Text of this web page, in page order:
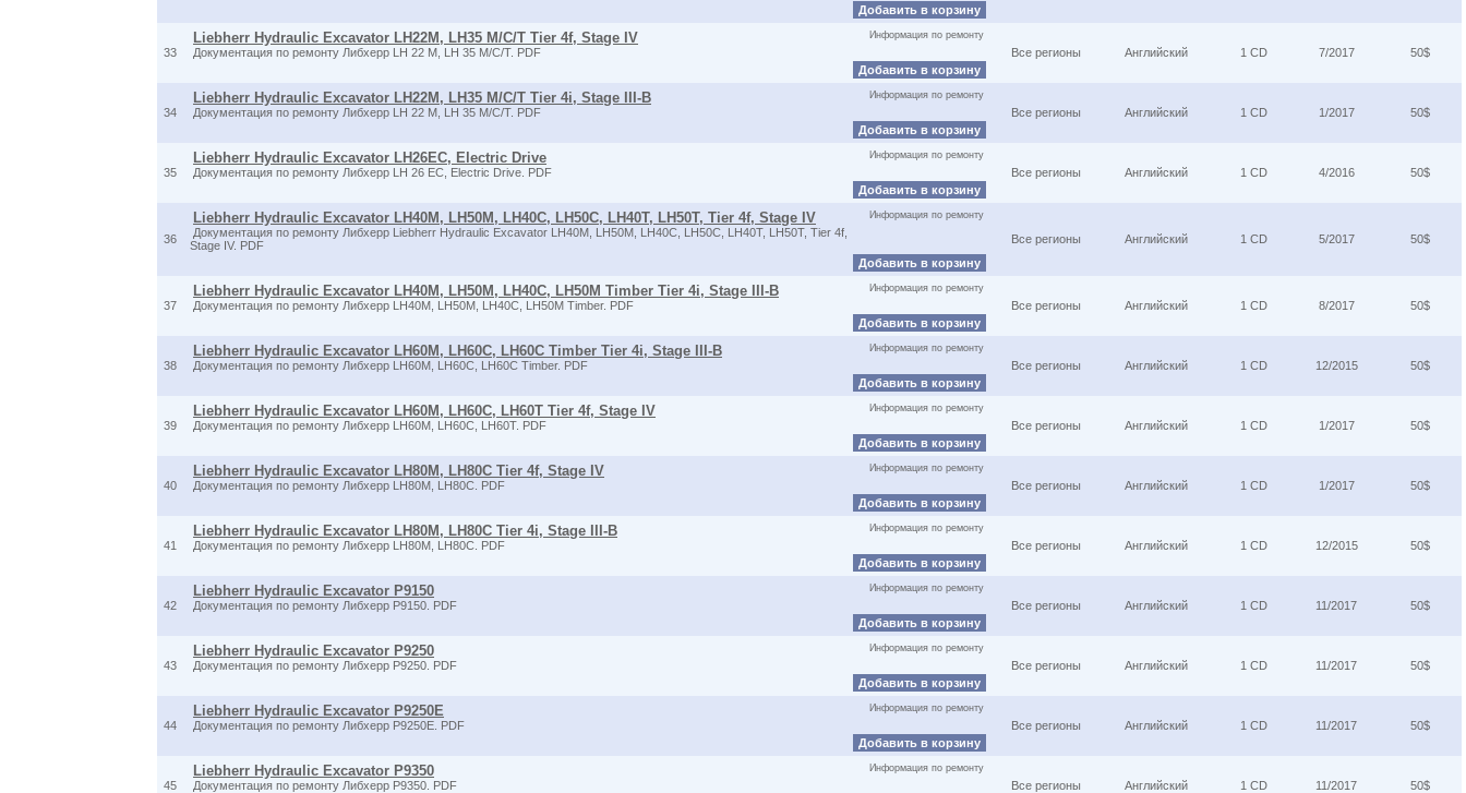
Добавить в корзину
33
Liebherr Hydraulic Excavator LH22M, LH35 M/C/T Tier 4f, Stage IV
Документация по ремонту Либхерр LH 22 M, LH 35 M/C/T. PDF
Информация по ремонту
Добавить в корзину
Все регионы Английский 1 CD 7/2017 50$
34
Liebherr Hydraulic Excavator LH22M, LH35 M/C/T Tier 4i, Stage III-B
Документация по ремонту Либхерр LH 22 M, LH 35 M/C/T. PDF
Информация по ремонту
Добавить в корзину
Все регионы Английский 1 CD 1/2017 50$
35
Liebherr Hydraulic Excavator LH26EC, Electric Drive
Документация по ремонту Либхерр LH 26 EC, Electric Drive. PDF
Информация по ремонту
Добавить в корзину
Все регионы Английский 1 CD 4/2016 50$
36
Liebherr Hydraulic Excavator LH40M, LH50M, LH40C, LH50C, LH40T, LH50T, Tier 4f, Stage IV
Документация по ремонту Либхерр Liebherr Hydraulic Excavator LH40M, LH50M, LH40C, LH50C, LH40T, LH50T, Tier 4f,
Stage IV. PDF
Информация по ремонту
Добавить в корзину
Все регионы Английский 1 CD 5/2017 50$
37
Liebherr Hydraulic Excavator LH40M, LH50M, LH40C, LH50M Timber Tier 4i, Stage III-B
Документация по ремонту Либхерр LH40M, LH50M, LH40C, LH50M Timber. PDF
Информация по ремонту
Добавить в корзину
Все регионы Английский 1 CD 8/2017 50$
38
Liebherr Hydraulic Excavator LH60M, LH60C, LH60C Timber Tier 4i, Stage III-B
Документация по ремонту Либхерр LH60M, LH60C, LH60C Timber. PDF
Информация по ремонту
Добавить в корзину
Все регионы Английский 1 CD 12/2015 50$
39
Liebherr Hydraulic Excavator LH60M, LH60C, LH60T Tier 4f, Stage IV
Документация по ремонту Либхерр LH60M, LH60C, LH60T. PDF
Информация по ремонту
Добавить в корзину
Все регионы Английский 1 CD 1/2017 50$
40
Liebherr Hydraulic Excavator LH80M, LH80C Tier 4f, Stage IV
Документация по ремонту Либхерр LH80M, LH80C. PDF
Информация по ремонту
Добавить в корзину
Все регионы Английский 1 CD 1/2017 50$
41
Liebherr Hydraulic Excavator LH80M, LH80C Tier 4i, Stage III-B
Документация по ремонту Либхерр LH80M, LH80C. PDF
Информация по ремонту
Добавить в корзину
Все регионы Английский 1 CD 12/2015 50$
42
Liebherr Hydraulic Excavator P9150
Документация по ремонту Либхерр P9150. PDF
Информация по ремонту
Добавить в корзину
Все регионы Английский 1 CD 11/2017 50$
43
Liebherr Hydraulic Excavator P9250
Документация по ремонту Либхерр P9250. PDF
Информация по ремонту
Добавить в корзину
Все регионы Английский 1 CD 11/2017 50$
44
Liebherr Hydraulic Excavator P9250E
Документация по ремонту Либхерр P9250E. PDF
Информация по ремонту
Добавить в корзину
Все регионы Английский 1 CD 11/2017 50$
45
Liebherr Hydraulic Excavator P9350
Документация по ремонту Либхерр P9350. PDF
Информация по ремонту
Все регионы Английский 1 CD 11/2017 50$